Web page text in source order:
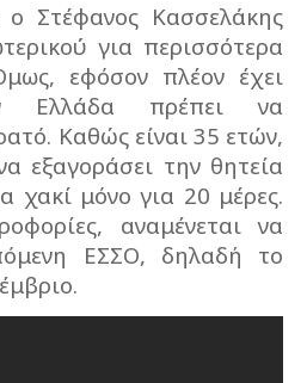
ο Στέφανος Κασσελάκης
για περισσότερα
εφόσον πλέον έχει
Ελλάδα πρέπει να
Καθώς είναι 35 ετών,
εξαγοράσει την θητεία
χακί μόνο για 20 μέρες.
αναμένεται να
ΕΣΣΟ, δηλαδή το